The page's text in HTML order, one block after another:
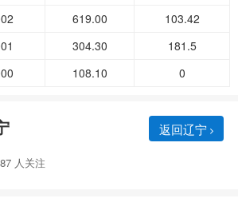
619.00
103.42
304.30
181.5
108.10 0
返回辽宁
人关注